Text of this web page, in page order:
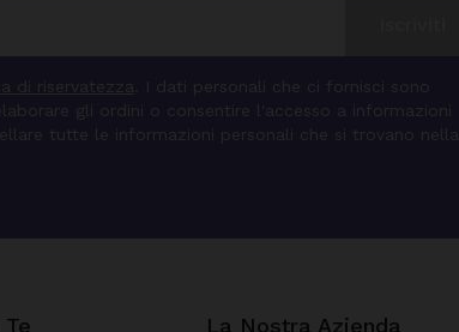
di riservatezza . I dati personali che ci fornisci sono
gli ordini o consentire l'accesso a informazioni
tutte le informazioni personali che si trovano nella
La Nostra Azienda